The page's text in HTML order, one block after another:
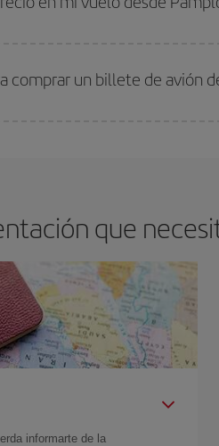
comprar un billete de avión
que
informarte de la